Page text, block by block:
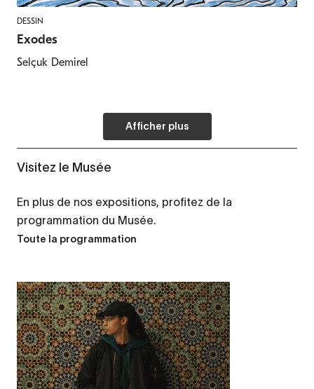
DESSIN
Exodes
Selçuk Demirel
Afficher plus
Visitez le Musée
En plus de nos expositions, profitez de la
programmation du Musée.
Toute la programmation